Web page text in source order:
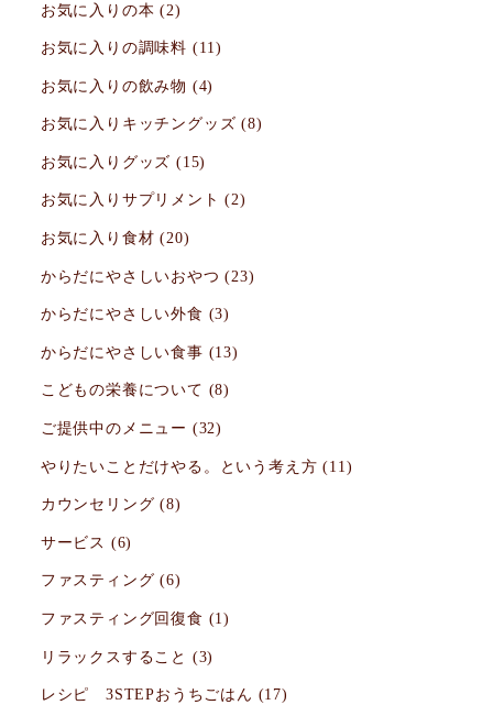
お気に入りの本 (2)
お気に入りの調味料 (11)
お気に入りの飲み物 (4)
お気に入りキッチングッズ (8)
お気に入りグッズ (15)
お気に入りサプリメント (2)
お気に入り食材 (20)
からだにやさしいおやつ (23)
からだにやさしい外食 (3)
からだにやさしい食事 (13)
こどもの栄養について (8)
ご提供中のメニュー (32)
やりたいことだけやる。という考え方 (11)
カウンセリング (8)
サービス (6)
ファスティング (6)
ファスティング回復食 (1)
リラックスすること (3)
レシピ 3STEPおうちごはん (17)